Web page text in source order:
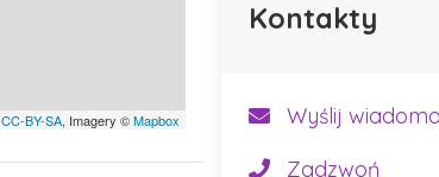
CC-BY-SA, Imagery ©Mapbox
Kontakty
Wyślij
Zadzwoń